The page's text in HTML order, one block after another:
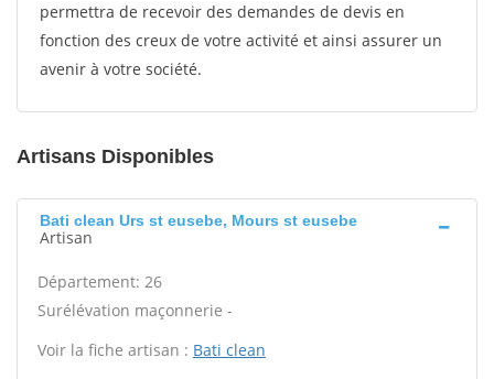
permettra de recevoir des demandes de devis en
fonction des creux de votre activité et ainsi assurer un
avenir à votre société.
Artisans Disponibles
Bati clean Urs st eusebe, Mours st eusebe
Artisan
Département: 26
Surélévation maçonnerie -
Voir la fiche artisan : Bati clean